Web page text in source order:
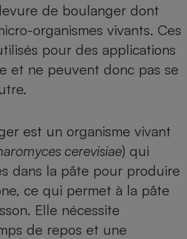
de boulanger dont
organismes vivants. Ces
pour des applications
et ne peuvent donc pas se
est un organisme vivant
cerevisiae) qui
dans la pâte pour produire
ce qui permet à la pâte
Elle nécessite
de repos et une